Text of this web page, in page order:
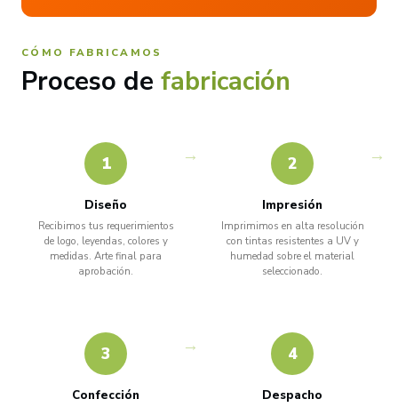
CÓMO FABRICAMOS
Proceso de fabricación
1
Diseño
Recibimos tus requerimientos
de logo, leyendas, colores y
medidas. Arte final para
aprobación.
2
Impresión
Imprimimos en alta resolución
con tintas resistentes a UV y
humedad sobre el material
seleccionado.
3
Confección
4
Despacho